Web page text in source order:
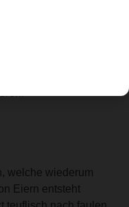
Mutter hängt. Wir
Wenn du Blähungen
dann meide Milch
Vielleicht solltest du
welche wiederum
Eiern entsteht